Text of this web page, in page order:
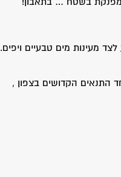
מעינות מים טבעיים ויפים.
התנאים הקדושים בצפון ,